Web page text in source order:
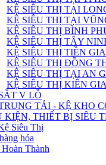
KỆ SIÊU THỊ TẠI
KỆ SIÊU THỊ TẠI
KỆ SIÊU THỊ BÌNH
KỆ SIÊU THỊ TÂY
KỆ SIÊU THỊ TIỀN
KỆ SIÊU THỊ ĐỒNG
KỆ SIÊU THỊ TẠI AN
KỆ SIÊU THỊ KIÊN
V LỖ
TẢI - KỆ KHO
KIỆN, THIẾT BỊ SIÊU
Siêu Thị
hóa
Thành